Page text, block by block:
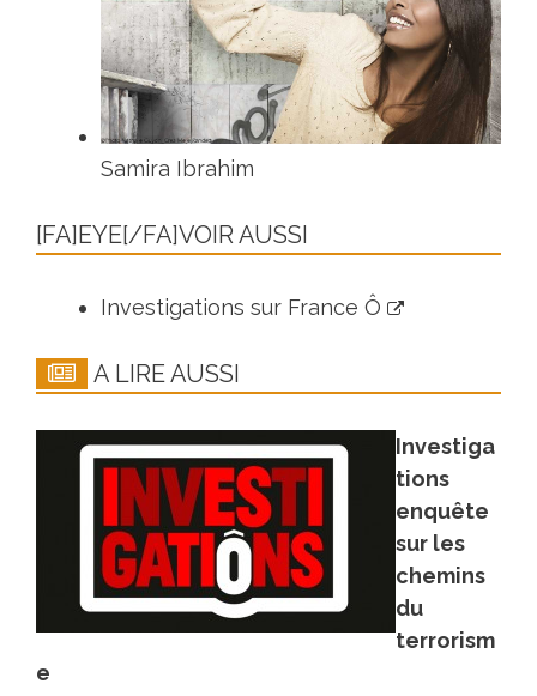
Samira Ibrahim
[FA]EYE[/FA]VOIR AUSSI
Investigations sur France Ô
A LIRE AUSSI
Investiga
tions
enquête
sur les
chemins
du
terrorism
e